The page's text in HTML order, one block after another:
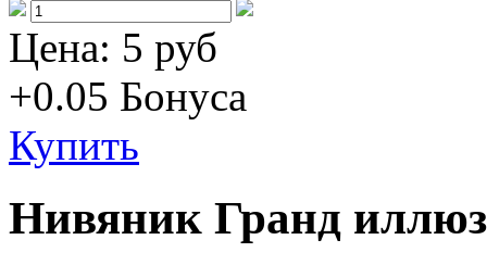
Цена: 5 руб
+0.05 Бонуса
Купить
Нивяник Гранд